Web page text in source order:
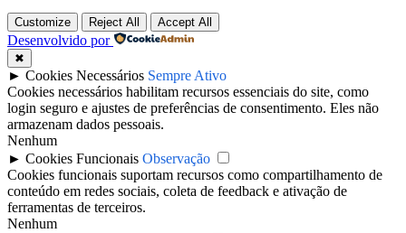
Customize Reject All Accept All
Desenvolvido por
✖
► Cookies Necessários Sempre Ativo
Cookies necessários habilitam recursos essenciais do site, como
login seguro e ajustes de preferências de consentimento. Eles não
armazenam dados pessoais.
Nenhum
► Cookies Funcionais Observação
Cookies funcionais suportam recursos como compartilhamento de
conteúdo em redes sociais, coleta de feedback e ativação de
ferramentas de terceiros.
Nenhum